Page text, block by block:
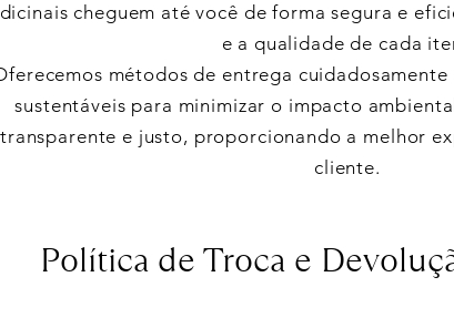
cheguem até você de forma segura e
e a qualidade de cada
métodos de entrega cuidadosamente
sustentáveis para minimizar o impacto
transparente e justo, proporcionando a melhor
cliente.
Política de Troca e